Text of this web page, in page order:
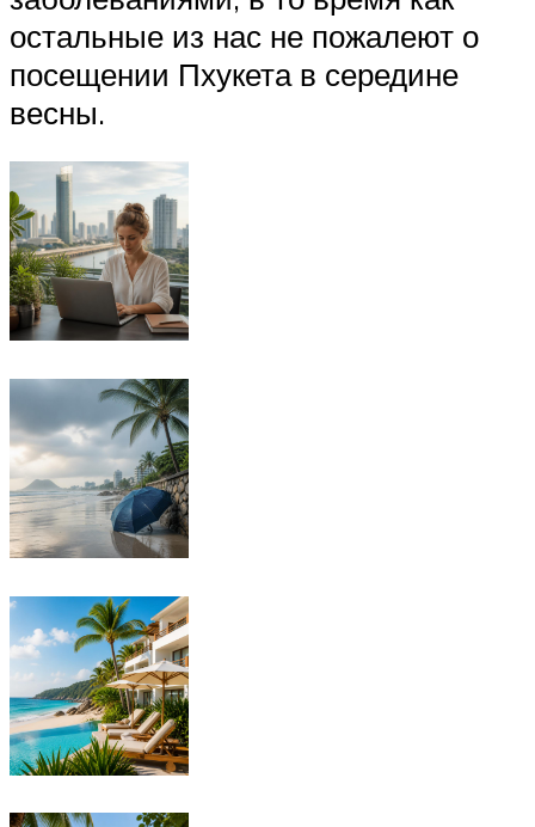
остальные из нас не пожалеют о
посещении Пхукета в середине
весны.